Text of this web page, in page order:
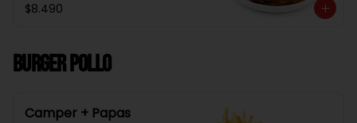
$8.490
Burger Pollo
Camper + Papas